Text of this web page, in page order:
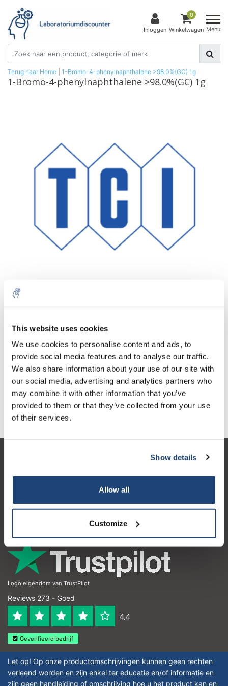
This website uses cookies
We use cookies to personalise content and ads, to
provide social media features and to analyse our traffic.
We also share information about your use of our site with
our social media, advertising and analytics partners who
may combine it with other information that you’ve
provided to them or that they’ve collected from your use
of their services.
Show details
Allow all
Customize
Inloggen
0
Winkelwagen Menu
Terug naar Home 1-Bromo-4-phenylnaphthalene >98.0%(GC) 1g
1-Bromo-4-phenylnaphthalene >98.0%(GC) 1g
1 Stuk Excl. btw
€160,28
Incl. btw
Toevoegen aan winkelwagen
Informatie
Contactgegevens
Logo eigendom van TrustPilot
Reviews 273 - Goed
4.4
Geverifieerd bedrijf
Let op! Op onze productomschrijvingen kunnen geen rechten
verleend worden en zijn enkel ter educatie en/of informatie en
zijn geen handleiding of omschrijving hoe u het product kan en